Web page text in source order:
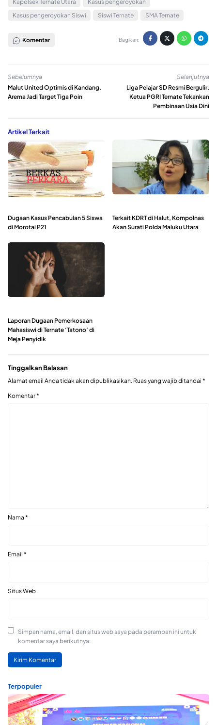
Kapolsek Ternate Utara
Kasus pengeroyokan
Kasus pengeroyokan Siswi
Siswi Ternate SMA Ternate
Komentar Bagikan:
Sebelumnya
Malut United Optimis di Kandang,
Arema Jadi Target Tiga Poin
Selanjutnya
Liga Pelajar SD Resmi Bergulir,
Ketua PGRI Ternate Tekankan
Pembinaan Usia Dini
Artikel Terkait
Dugaan Kasus Pencabulan 5 Siswa
di Morotai P21
Terkait KDRT di Halut, Kompolnas
Akan Surati Polda Maluku Utara
Laporan Dugaan Pemerkosaan
Mahasiswi di Ternate ‘Tatono’ di
Meja Penyidik
Tinggalkan Balasan
Alamat email Anda tidak akan dipublikasikan. Ruas yang wajib ditandai *
Komentar*
Nama *
Email *
Situs Web
Simpan nama, email, dan situs web saya pada peramban ini untuk
komentar saya berikutnya.
Terpopuler